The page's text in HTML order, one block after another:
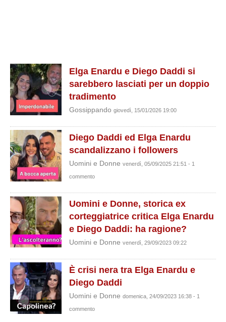
Elga Enardu e Diego Daddi si
sarebbero lasciati per un doppio
tradimento
Gossippando giovedì, 15/01/2026 19:00
Diego Daddi ed Elga Enardu
scandalizzano i followers
Uomini e Donne venerdì, 05/09/2025 21:51 - 1
commento
Uomini e Donne, storica ex
corteggiatrice critica Elga Enardu
e Diego Daddi: ha ragione?
Uomini e Donne venerdì, 29/09/2023 09:22
È crisi nera tra Elga Enardu e
Diego Daddi
Uomini e Donne domenica, 24/09/2023 16:38 - 1
commento